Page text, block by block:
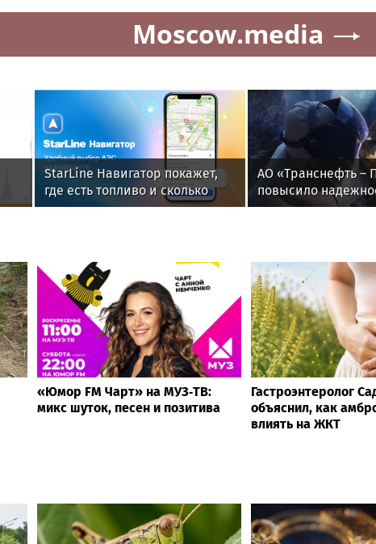
Moscow.media
StarLine Навигатор покажет,
где есть топливо и сколько
придется ждать на АЗС
АО «Транснефть –
повысило
производственной
«Юмор FM Чарт» на МУЗ‑ТВ:
микс шуток, песен и позитива
Гастроэнтеролог
объяснил, как
влиять на ЖКТ